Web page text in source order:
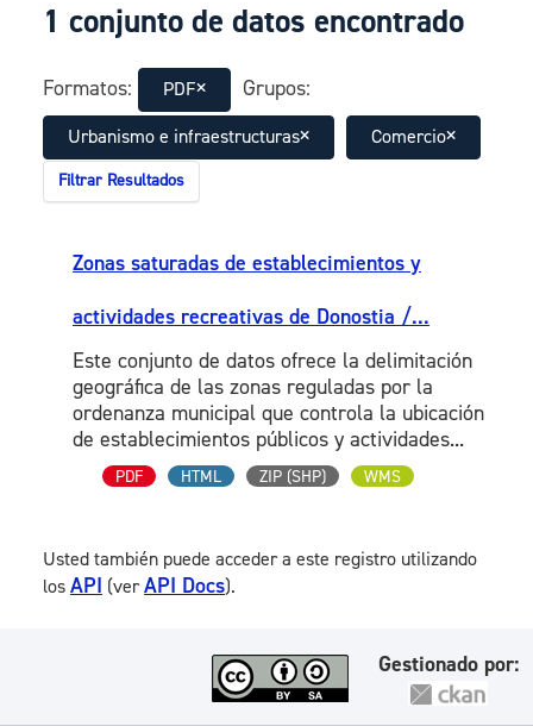
1 conjunto de datos encontrado
Formatos: PDF Grupos:
Urbanismo e infraestructuras Comercio
Filtrar Resultados
Zonas saturadas de establecimientos y
actividades recreativas de Donostia /...
Este conjunto de datos ofrece la delimitación
geográfica de las zonas reguladas por la
ordenanza municipal que controla la ubicación
de establecimientos públicos y actividades...
PDF HTML ZIP (SHP) WMS
Usted también puede acceder a este registro utilizando
los API (verAPI Docs).
Gestionado por: